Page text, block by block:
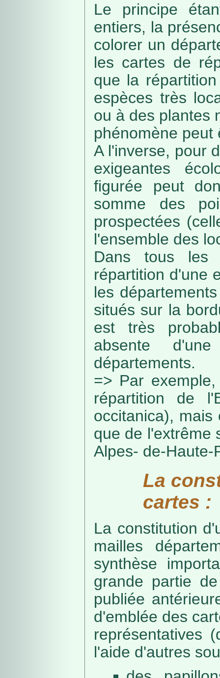
Le principe
entiers, la
colorer un
les cartes de
que la
espèces très
ou à des plantes
phénomène peut
A l'inverse, pour
exigeantes
figurée peut
somme des
prospectées
l'ensemble des
Dans tous les
répartition d'une
les
situés sur la
est très
absente
départements.
=> Par
répartition de
occitanica),
que de l'extrême
Alpes- de-Haute-
La
cartes :
La constitution
mailles
synthèse
grande partie
publiée
d'emblée des
représentatives
l'aide d'autres